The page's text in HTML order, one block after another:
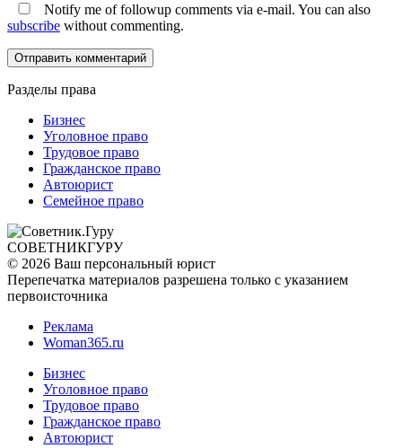
Notify me of followup comments via e-mail. You can also
subscribe without commenting.
Разделы права
Бизнес
Уголовное право
Трудовое право
Гражданское право
Автоюрист
Семейное право
СОВЕТНИКГУРУ
© 2026 Ваш персональный юрист
Перепечатка материалов разрешена только с указанием
первоисточника
Реклама
Woman365.ru
Бизнес
Уголовное право
Трудовое право
Гражданское право
Автоюрист